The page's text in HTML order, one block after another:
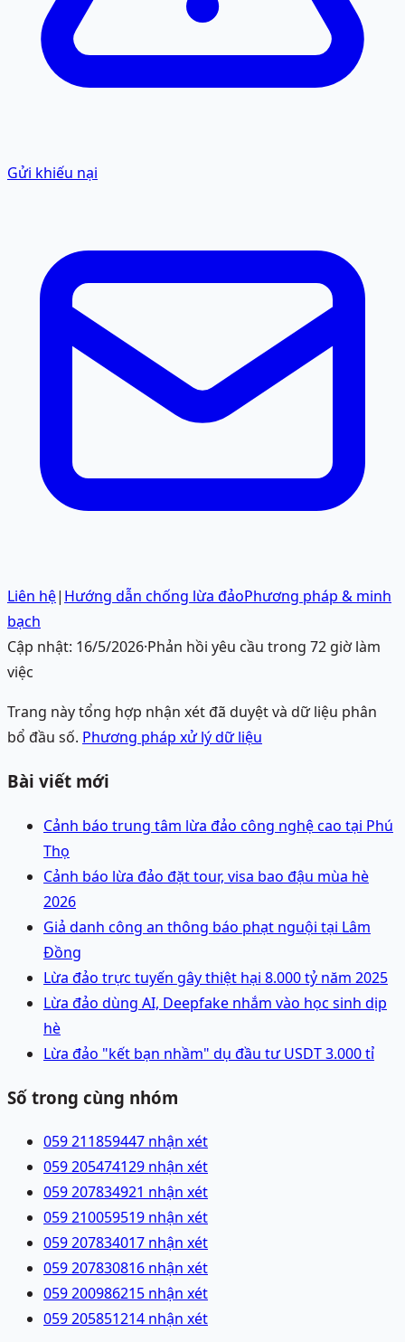
Gửi khiếu nại
Liên hệ| Hướng dẫn chống lừa đảoPhương pháp & minh
bạch
Cập nhật: 16/5/2026·Phản hồi yêu cầu trong 72 giờ làm
việc
Trang này tổng hợp nhận xét đã duyệt và dữ liệu phân
bổ đầu số. Phương pháp xử lý dữ liệu
Bài viết mới
Cảnh báo trung tâm lừa đảo công nghệ cao tại Phú
Thọ
Cảnh báo lừa đảo đặt tour, visa bao đậu mùa hè
2026
Giả danh công an thông báo phạt nguội tại Lâm
Đồng
Lừa đảo trực tuyến gây thiệt hại 8.000 tỷ năm 2025
Lừa đảo dùng AI, Deepfake nhắm vào học sinh dịp
hè
Lừa đảo "kết bạn nhầm" dụ đầu tư USDT 3.000 tỉ
Số trong cùng nhóm
059 211859447 nhận xét
059 205474129 nhận xét
059 207834921 nhận xét
059 210059519 nhận xét
059 207834017 nhận xét
059 207830816 nhận xét
059 200986215 nhận xét
059 205851214 nhận xét